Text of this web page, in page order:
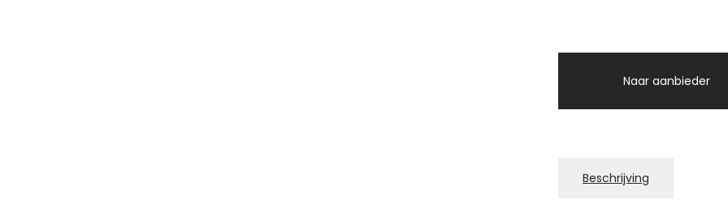
Naar aanbieder
Beschrijving